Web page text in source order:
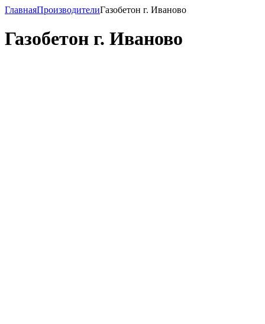
ГлавнаяПроизводителиГазобетон г. Иваново
Газобетон г. Иваново